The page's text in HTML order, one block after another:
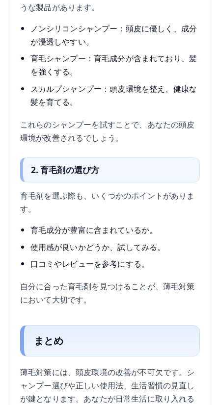
うな製品があります。
ノンシリコンシャンプー：頭皮に優しく、成分
が浸透しやすい。
育毛シャンプー：育毛成分が含まれており、髪
を強くする。
スカルプシャンプー：頭皮環境を整え、健康な
髪を育てる。
これらのシャンプーを試すことで、あなたの頭皮
環境が改善されるでしょう。
2. 育毛剤の選び方
育毛剤を選ぶ際も、いくつかのポイントがありま
す。
育毛成分が豊富に含まれているか。
使用感が良いかどうか、試してみる。
口コミやレビューを参考にする。
自分に合った育毛剤を見つけることが、薄毛対策
において大切です。
まとめ
薄毛対策には、頭皮環境の改善が不可欠です。シ
ャンプー選びや正しい使用法、生活習慣の見直し
が鍵となります。あなたが日常生活に取り入れる